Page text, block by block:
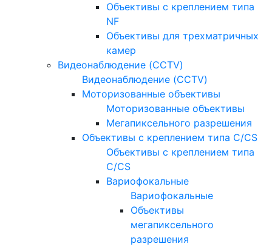
Объективы с креплением типа
NF
Объективы для трехматричных
камер
Видеонаблюдение (CCTV)
Видеонаблюдение (CCTV)
Моторизованные объективы
Моторизованные объективы
Мегапиксельного разрешения
Объективы с креплением типа C/CS
Объективы с креплением типа
C/CS
Вариофокальные
Вариофокальные
Объективы
мегапиксельного
разрешения